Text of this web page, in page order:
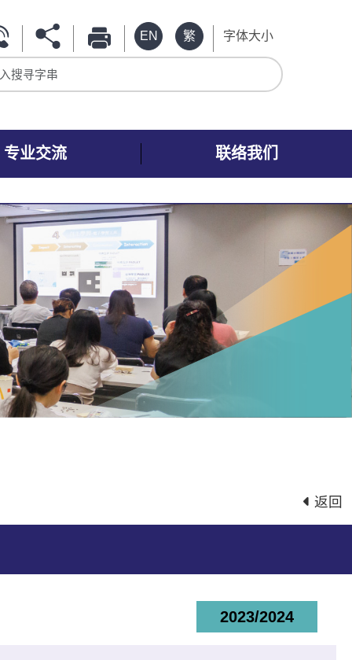
EN 繁 字体大小
专业交流 联络我们
返回
2023/2024